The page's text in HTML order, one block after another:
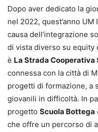
Dopo aver dedicato la
nel 2022, quest’anno
causa dell’integrazione
di vista diverso su
è La Strada Cooperativa
connessa con la città di
progetti di formazione, a
giovanili in difficoltà. In
progetto Scuola Bottega
che offre un percorso di